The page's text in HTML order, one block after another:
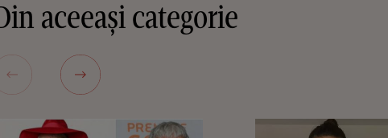
aceeași categorie